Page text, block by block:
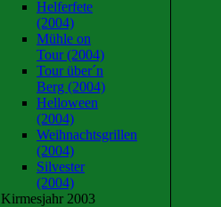
Helferfete
(2004)
Mühle on
Tour (2004)
Tour über´n
Berg (2004)
Helloween
(2004)
Weihnachtsgrillen
(2004)
Silvester
(2004)
Kirmesjahr 2003